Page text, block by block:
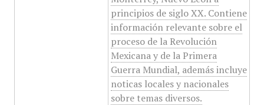
principios de siglo XX. Contiene
información relevante sobre el
proceso de la Revolución
Mexicana y de la Primera
Guerra Mundial, además incluye
noticas locales y nacionales
sobre temas diversos.